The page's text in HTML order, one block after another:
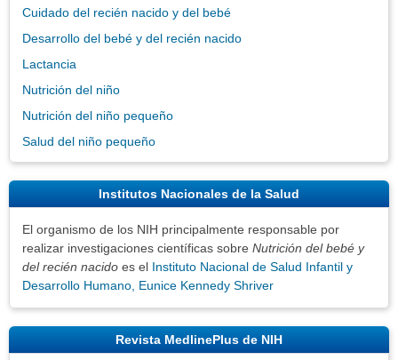
Cuidado del recién nacido y del bebé
Desarrollo del bebé y del recién nacido
Lactancia
Nutrición del niño
Nutrición del niño pequeño
Salud del niño pequeño
Institutos Nacionales de la Salud
El organismo de los NIH principalmente responsable por
realizar investigaciones científicas sobre Nutrición del bebé y
del recién nacido es el Instituto Nacional de Salud Infantil y
Desarrollo Humano, Eunice Kennedy Shriver
Revista MedlinePlus de NIH